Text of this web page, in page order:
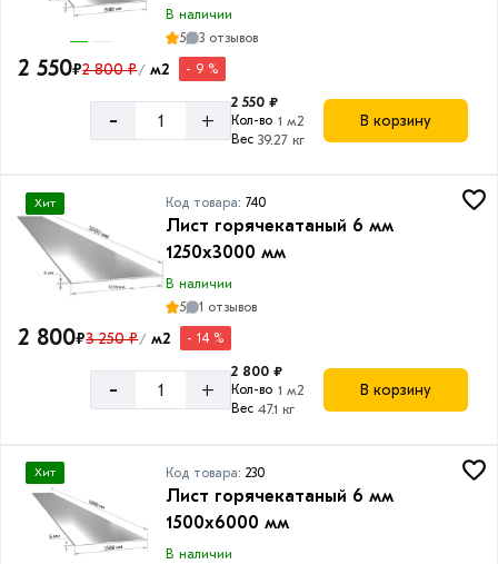
мм
В наличии
5
3 отзывов
2 550₽2 800 ₽/ м2 - 9 %
- +
2 550 ₽
Кол-во 1 м2
Вес 39.27 кг
В корзину
Хит Код товара: 740
Лист горячекатаный 6 мм
1250х3000 мм
В наличии
5
1 отзывов
2 800₽3 250 ₽/ м2 - 14 %
- +
2 800 ₽
Кол-во 1 м2
Вес 47.1 кг
В корзину
Хит Код товара: 230
Лист горячекатаный 6 мм
1500х6000 мм
В наличии